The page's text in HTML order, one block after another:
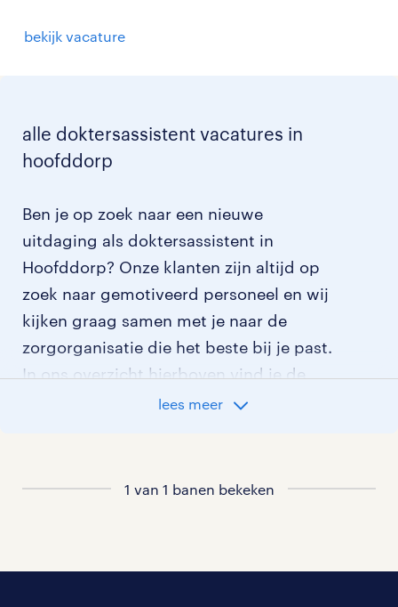
bekijk vacature
alle doktersassistent vacatures in
hoofddorp
Ben je op zoek naar een nieuwe
uitdaging als doktersassistent in
Hoofddorp? Onze klanten zijn altijd op
zoek naar gemotiveerd personeel en wij
kijken graag samen met je naar de
zorgorganisatie die het beste bij je past.
In ons overzicht hierboven vind je de
meest recente doktersassistent
werken als doktersassistent .
past? Lees dan meer over
lees meer
1 van 1 banen bekeken